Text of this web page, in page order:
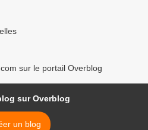
sur le portail Overblog
sur Overblog
un blog